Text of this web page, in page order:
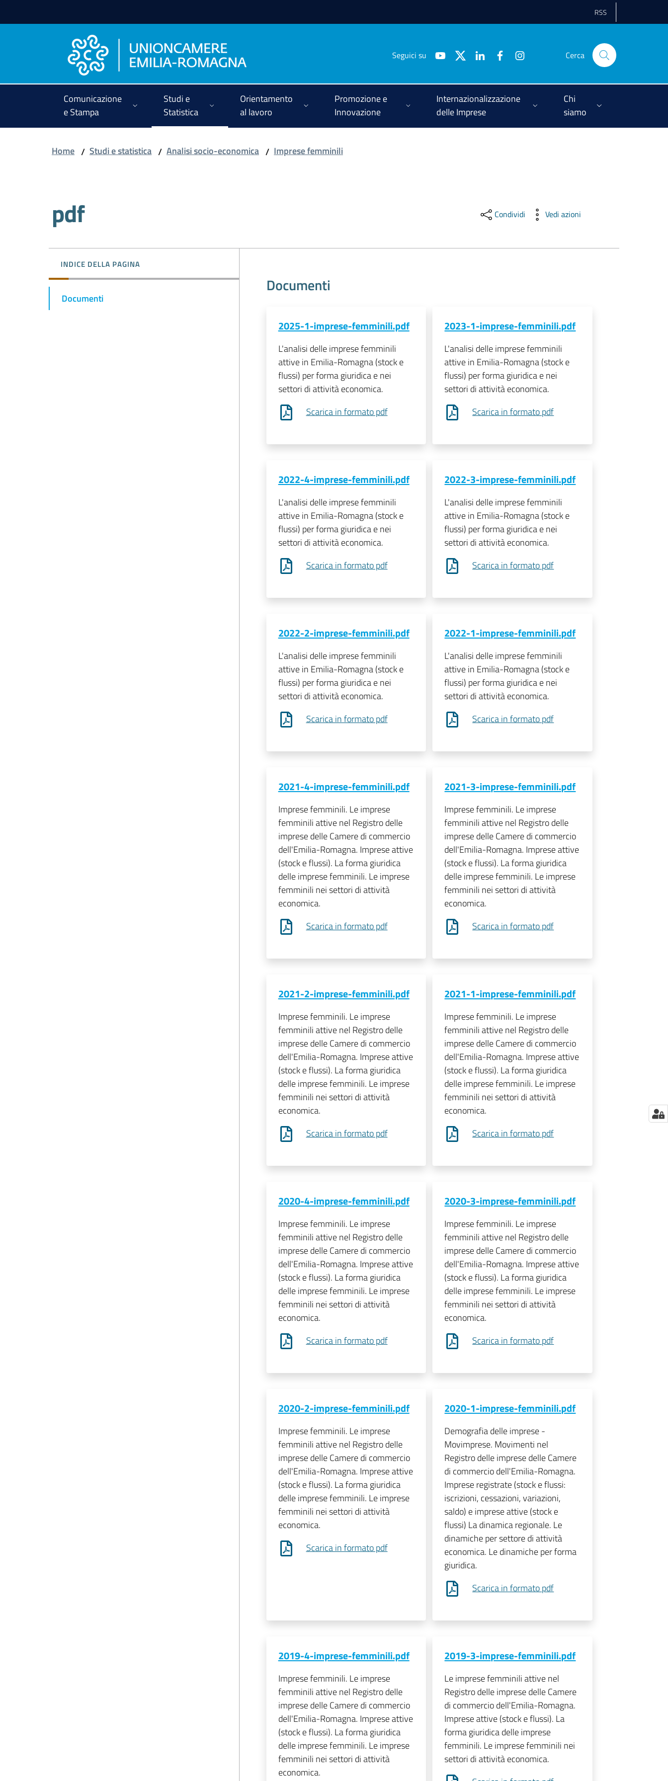
RSS
Seguici su Cerca
Comunicazione
e Stampa
Studi e
Statistica
Orientamento
al lavoro
Promozione e
Innovazione
Internazionalizzazione
delle Imprese
Chi
siamo
Home / Studi e statistica / Analisi socio-economica / Imprese femminili
Salta al contenuto
pdf Condividi Vedi azioni
INDICE DELLA PAGINA
Documenti
Documenti
2025-1-imprese-femminili.pdf
L'analisi delle imprese femminili
attive in Emilia-Romagna (stock e
flussi) per forma giuridica e nei
settori di attività economica.
Scarica in formato pdf
2023-1-imprese-femminili.pdf
L'analisi delle imprese femminili
attive in Emilia-Romagna (stock e
flussi) per forma giuridica e nei
settori di attività economica.
Scarica in formato pdf
2022-4-imprese-femminili.pdf
L'analisi delle imprese femminili
attive in Emilia-Romagna (stock e
flussi) per forma giuridica e nei
settori di attività economica.
Scarica in formato pdf
2022-3-imprese-femminili.pdf
L'analisi delle imprese femminili
attive in Emilia-Romagna (stock e
flussi) per forma giuridica e nei
settori di attività economica.
Scarica in formato pdf
2022-2-imprese-femminili.pdf
L'analisi delle imprese femminili
attive in Emilia-Romagna (stock e
flussi) per forma giuridica e nei
settori di attività economica.
Scarica in formato pdf
2022-1-imprese-femminili.pdf
L'analisi delle imprese femminili
attive in Emilia-Romagna (stock e
flussi) per forma giuridica e nei
settori di attività economica.
Scarica in formato pdf
2021-4-imprese-femminili.pdf
Imprese femminili. Le imprese
femminili attive nel Registro delle
imprese delle Camere di commercio
dell'Emilia-Romagna. Imprese attive
(stock e flussi). La forma giuridica
delle imprese femminili. Le imprese
femminili nei settori di attività
economica.
Scarica in formato pdf
2021-3-imprese-femminili.pdf
Imprese femminili. Le imprese
femminili attive nel Registro delle
imprese delle Camere di commercio
dell'Emilia-Romagna. Imprese attive
(stock e flussi). La forma giuridica
delle imprese femminili. Le imprese
femminili nei settori di attività
economica.
Scarica in formato pdf
2021-2-imprese-femminili.pdf
Imprese femminili. Le imprese
femminili attive nel Registro delle
imprese delle Camere di commercio
dell'Emilia-Romagna. Imprese attive
(stock e flussi). La forma giuridica
delle imprese femminili. Le imprese
femminili nei settori di attività
economica.
Scarica in formato pdf
2021-1-imprese-femminili.pdf
Imprese femminili. Le imprese
femminili attive nel Registro delle
imprese delle Camere di commercio
dell'Emilia-Romagna. Imprese attive
(stock e flussi). La forma giuridica
delle imprese femminili. Le imprese
femminili nei settori di attività
economica.
Scarica in formato pdf
2020-4-imprese-femminili.pdf
Imprese femminili. Le imprese
femminili attive nel Registro delle
imprese delle Camere di commercio
dell'Emilia-Romagna. Imprese attive
(stock e flussi). La forma giuridica
delle imprese femminili. Le imprese
femminili nei settori di attività
economica.
Scarica in formato pdf
2020-3-imprese-femminili.pdf
Imprese femminili. Le imprese
femminili attive nel Registro delle
imprese delle Camere di commercio
dell'Emilia-Romagna. Imprese attive
(stock e flussi). La forma giuridica
delle imprese femminili. Le imprese
femminili nei settori di attività
economica.
Scarica in formato pdf
2020-2-imprese-femminili.pdf
Imprese femminili. Le imprese
femminili attive nel Registro delle
imprese delle Camere di commercio
dell'Emilia-Romagna. Imprese attive
(stock e flussi). La forma giuridica
delle imprese femminili. Le imprese
femminili nei settori di attività
economica.
Scarica in formato pdf
2020-1-imprese-femminili.pdf
Demografia delle imprese -
Movimprese. Movimenti nel
Registro delle imprese delle Camere
di commercio dell'Emilia-Romagna.
Imprese registrate (stock e flussi:
iscrizioni, cessazioni, variazioni,
saldo) e imprese attive (stock e
flussi) La dinamica regionale. Le
dinamiche per settore di attività
economica. Le dinamiche per forma
giuridica.
Scarica in formato pdf
2019-4-imprese-femminili.pdf
Imprese femminili. Le imprese
femminili attive nel Registro delle
imprese delle Camere di commercio
dell'Emilia-Romagna. Imprese attive
(stock e flussi). La forma giuridica
delle imprese femminili. Le imprese
femminili nei settori di attività
economica.
2019-3-imprese-femminili.pdf
Le imprese femminili attive nel
Registro delle imprese delle Camere
di commercio dell'Emilia-Romagna.
Imprese attive (stock e flussi). La
forma giuridica delle imprese
femminili. Le imprese femminili nei
settori di attività economica.